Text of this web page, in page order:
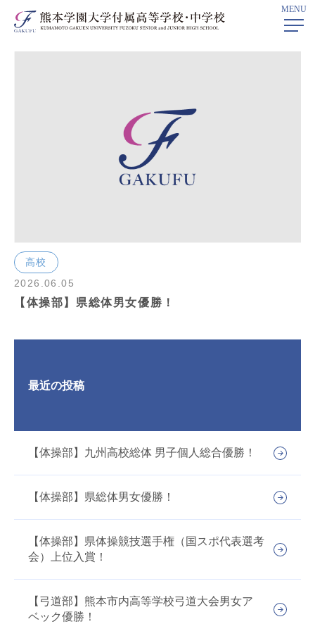
MENU
ホーム> 部活動ニュース > 2026年06月
高校
2026.06.05
【体操部】県総体男女優勝！
最近の投稿
【体操部】九州高校総体 男子個人総合優勝！
【体操部】県総体男女優勝！
【体操部】県体操競技選手権（国スポ代表選考
会）上位入賞！
【弓道部】熊本市内高等学校弓道大会男女ア
ベック優勝！